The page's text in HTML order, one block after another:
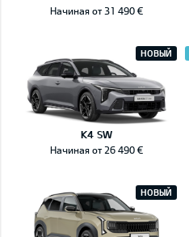
Начиная от 31 490 €
K4 SW
НОВЫЙ
Начиная от 26 490 €
НОВЫЙ